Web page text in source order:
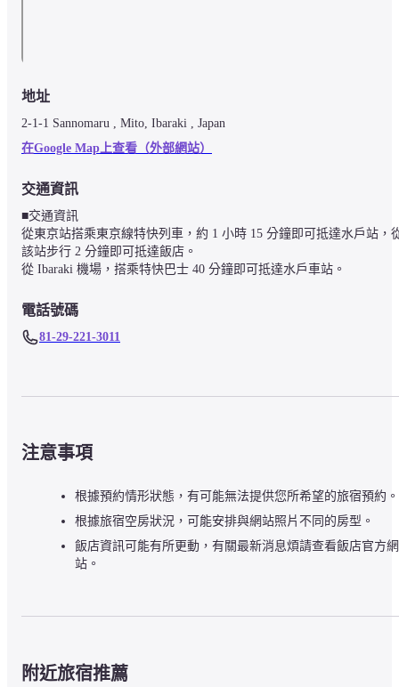
地址
2-1-1 Sannomaru , Mito, Ibaraki , Japan
在Google Map上查看（外部網站）
交通資訊
■交通資訊
從東京站搭乘東京線特快列車，約 1 小時 15 分鐘即可抵達水戶站，
該站步行 2 分鐘即可抵達飯店。
從 Ibaraki 機場，搭乘特快巴士 40 分鐘即可抵達水戶車站。
電話號碼
81-29-221-3011
注意事項
根據預約情形狀態，有可能無法提供您所希望的旅宿預約。
根據旅宿空房狀況，可能安排與網站照片不同的房型。
飯店資訊可能有所更動，有關最新消息煩請查看飯店官方網
站。
附近旅宿推薦